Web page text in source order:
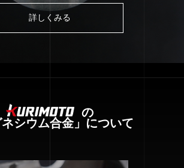
詳しくみる
の
ネシウム合金」について